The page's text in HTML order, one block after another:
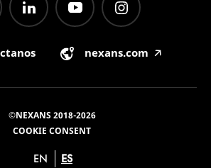
nexans.com 🡥
©NEXANS 2018-2026
COOKIE CONSENT
EN ES